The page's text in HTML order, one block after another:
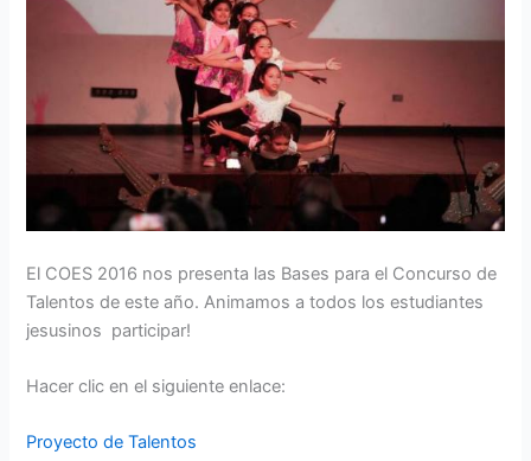
El COES 2016 nos presenta las Bases para el Concurso de
Talentos de este año. Animamos a todos los estudiantes
jesusinos participar!
Hacer clic en el siguiente enlace:
Proyecto de Talentos